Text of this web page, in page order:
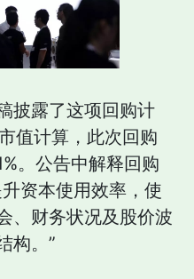
披露了这项回购计
值计算，此次回购
。公告中解释回购
资本使用效率，使
、财务状况及股价波
构。”